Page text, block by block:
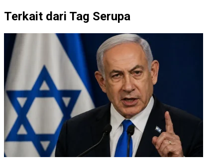
Terkait dari Tag Serupa